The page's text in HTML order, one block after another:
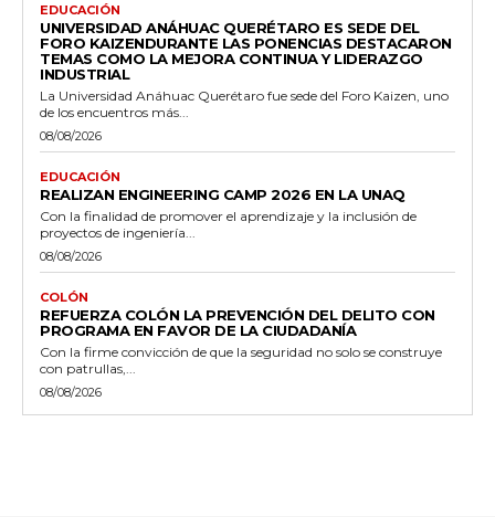
EDUCACIÓN
UNIVERSIDAD ANÁHUAC QUERÉTARO ES SEDE DEL
FORO KAIZENDURANTE LAS PONENCIAS DESTACARON
TEMAS COMO LA MEJORA CONTINUA Y LIDERAZGO
INDUSTRIAL
La Universidad Anáhuac Querétaro fue sede del Foro Kaizen, uno
de los encuentros más...
08/08/2026
EDUCACIÓN
REALIZAN ENGINEERING CAMP 2026 EN LA UNAQ
Con la finalidad de promover el aprendizaje y la inclusión de
proyectos de ingeniería...
08/08/2026
COLÓN
REFUERZA COLÓN LA PREVENCIÓN DEL DELITO CON
PROGRAMA EN FAVOR DE LA CIUDADANÍA
Con la firme convicción de que la seguridad no solo se construye
con patrullas,...
08/08/2026